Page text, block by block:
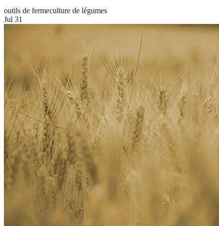
outils de fermeculture de légumes
Jul 31